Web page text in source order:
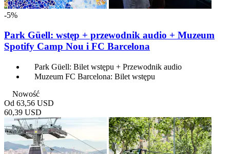
-5%
Park Güell: wstęp + przewodnik audio + Muzeum
Spotify Camp Nou i FC Barcelona
Park Güell: Bilet wstępu + Przewodnik audio
Muzeum FC Barcelona: Bilet wstępu
Nowość
Od 63,56 USD
60,39 USD